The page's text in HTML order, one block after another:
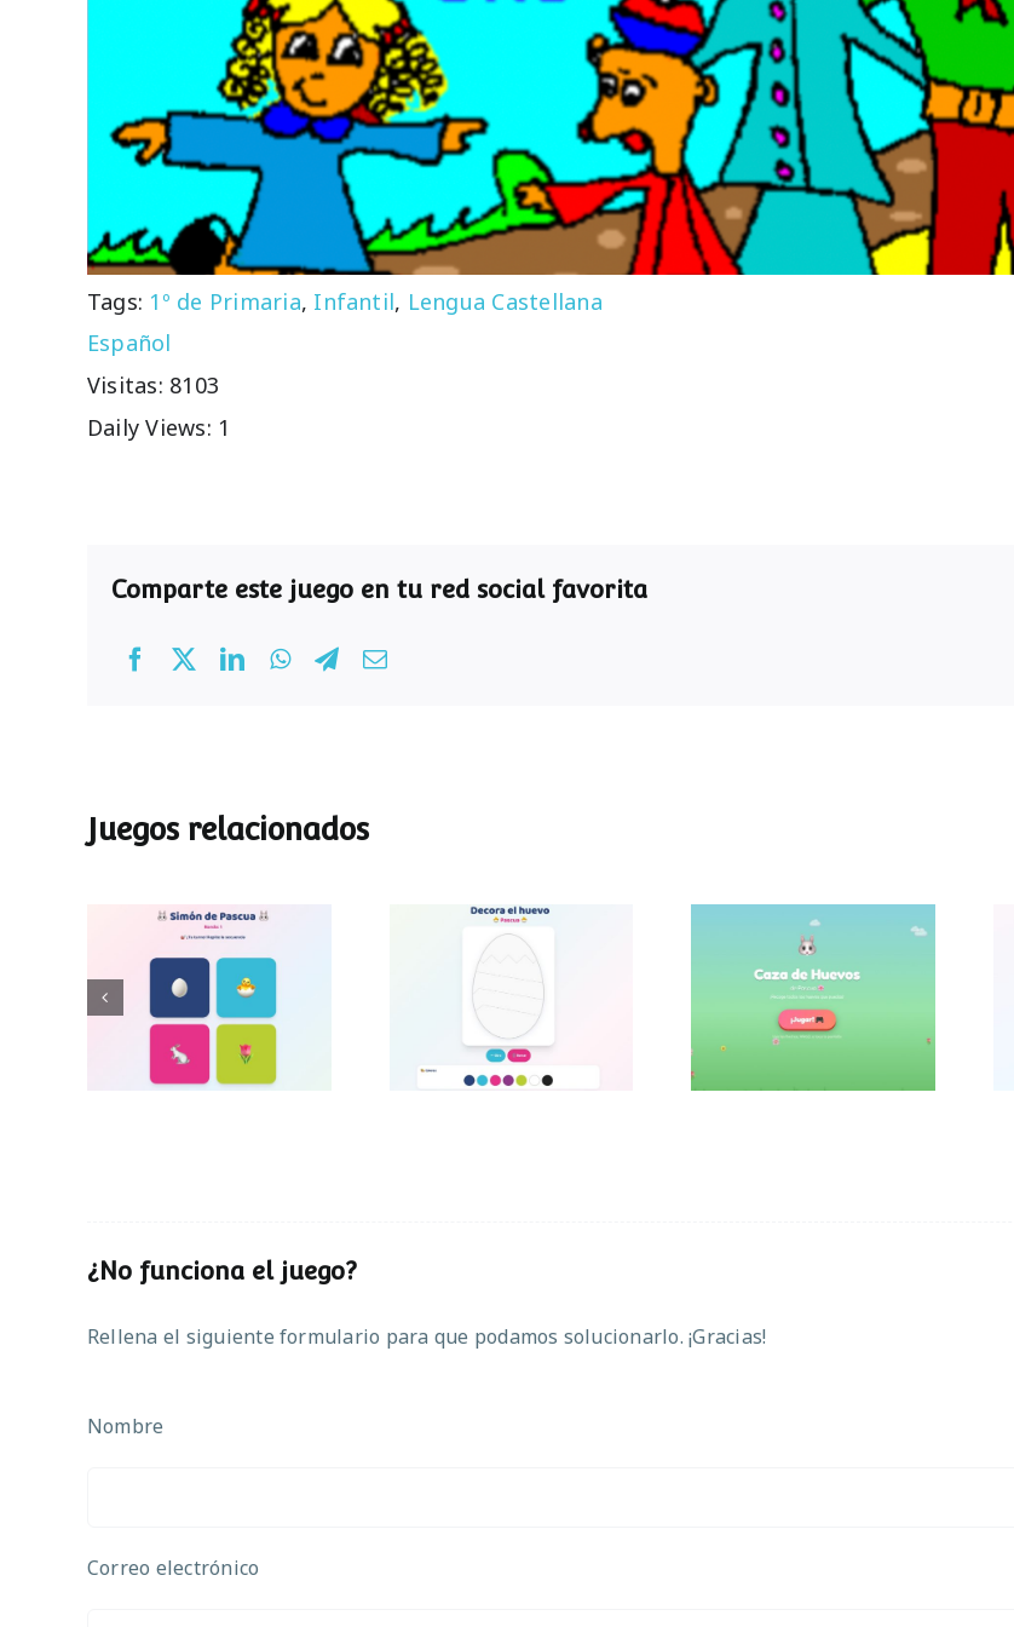
Tags: 1º de Primaria, Infantil, Lengua Castellana
Español
Visitas: 8103
Daily Views: 1
Comparte este juego en tu red social favorita
Juegos relacionados
Simon de Pascua
Decora el huevo de
Pascua
Caza de huevos
¿No funciona el juego?
Rellena el siguiente formulario para que podamos solucionarlo. ¡Gracias!
Nombre
Correo electrónico